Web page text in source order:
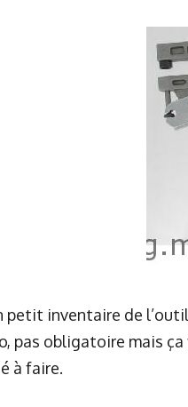
petit inventaire de
pas obligatoire mais
à faire.